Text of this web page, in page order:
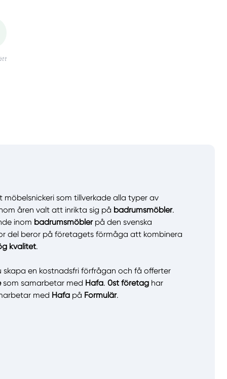
Välj tillvägagångssätt
som tillverkade alla typer av
åren valt att inrikta sig på badrumsmöbler.
inom badrumsmöbler på den svenska
del beror på företagets förmåga att kombinera
kvalitet.
skapa en kostnadsfri förfrågan och få offerter
som samarbetar med Hafa. 0st företag har
med Hafa på Formulär.